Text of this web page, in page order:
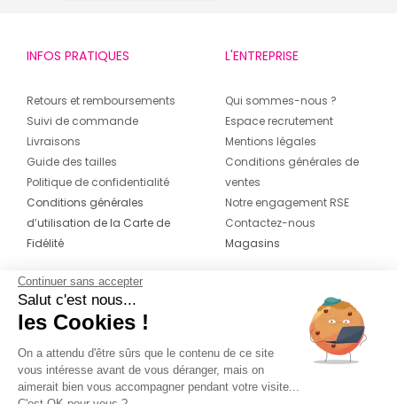
INFOS PRATIQUES
Retours et remboursements
Suivi de commande
Livraisons
Guide des tailles
Politique de confidentialité
Conditions générales
d’utilisation de la Carte de
Fidélité
L'ENTREPRISE
Qui sommes-nous ?
Espace recrutement
Mentions légales
Conditions générales de
ventes
Notre engagement RSE
Contactez-nous
Magasins
CONTACT
04 42 20 78 42
Du lundi au jeudi de 8h30 à 16h30 & le
vendredi de 8h30 à 15h30
Continuer sans accepter
Salut c'est nous...
les Cookies !
On a attendu d'être sûrs que le contenu de ce site
vous intéresse avant de vous déranger, mais on
aimerait bien vous accompagner pendant votre visite...